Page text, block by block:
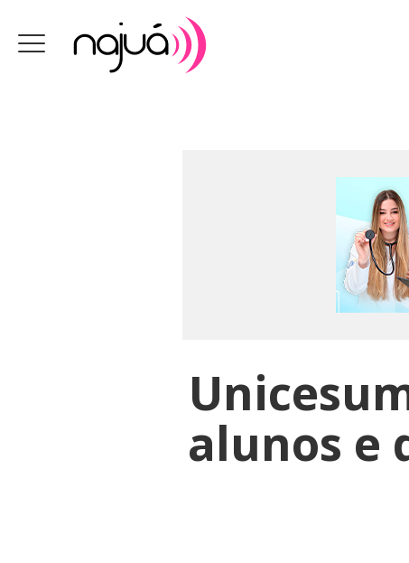
alunos e